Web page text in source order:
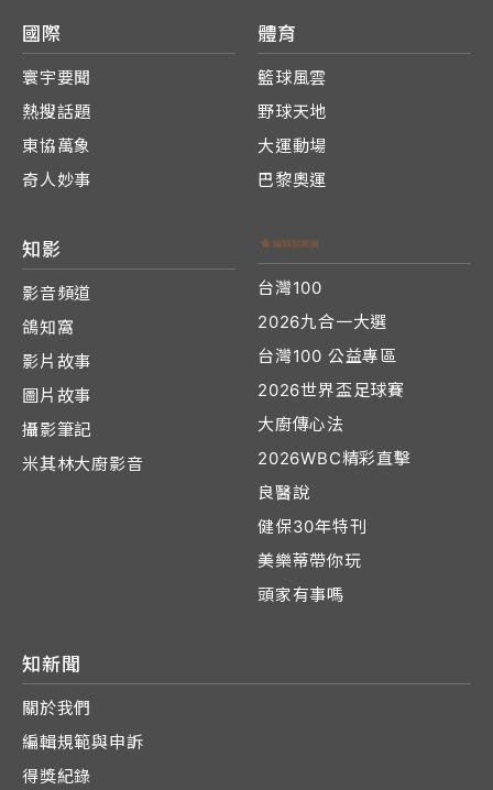
國際
寰宇要聞
熱搜話題
東協萬象
奇人妙事
體育
籃球風雲
野球天地
大運動場
巴黎奧運
知影
影音頻道
鴿知窩
影片故事
圖片故事
攝影筆記
米其林大廚影音
台灣100
2026九合一大選
台灣100 公益專區
2026世界盃足球賽
大廚傳心法
2026WBC精彩直擊
良醫說
健保30年特刊
美樂蒂帶你玩
頭家有事嗎
知新聞
關於我們
編輯規範與申訴
得獎紀錄